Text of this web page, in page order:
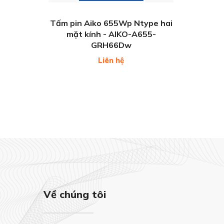
Tấm pin Aiko 655Wp Ntype hai
mặt kính - AIKO-A655-
GRH66Dw
Liên hệ
Về chúng tôi